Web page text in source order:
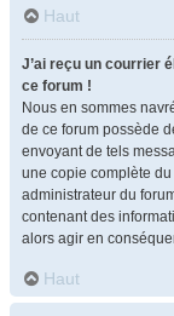
Haut
J’ai reçu un courrier
ce forum !
Nous en sommes
de ce forum possède
envoyant de tels
une copie complète
administrateur du
contenant des
alors agir en
Haut